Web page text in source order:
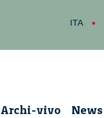
ITA
Archi-vivo News